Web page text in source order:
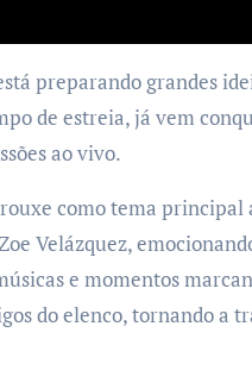
preparando grandes
de estreia, já vem
ao vivo.
como tema principal
Velázquez,
e momentos
do elenco, tornando a